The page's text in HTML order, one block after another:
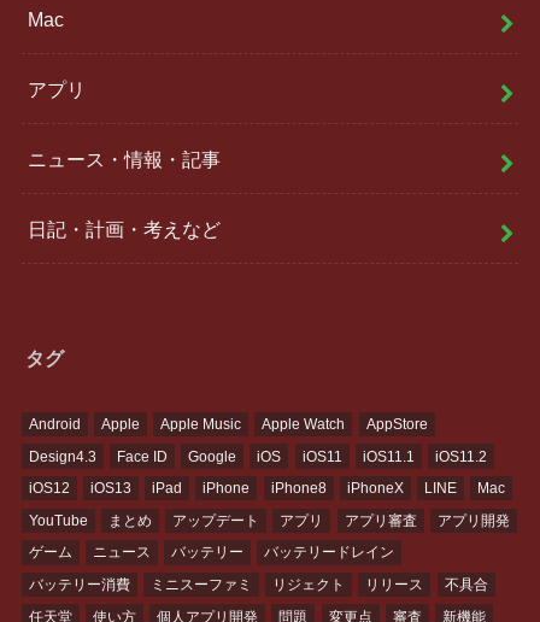
Mac
アプリ
ニュース・情報・記事
日記・計画・考えなど
タグ
Android Apple Apple Music Apple Watch
AppStore
Design4.3
Face ID Google iOS iOS11 iOS11.1
iOS11.2
iOS12
iOS13 iPad iPhone iPhone8 iPhoneX LINE
Mac
YouTube
まとめ アップデート アプリ アプリ審査
アプリ開発
ゲーム
ニュース バッテリー
バッテリードレイン
バッテリー消費
ミニスーファミ リジェクト リリース
不具合
任天堂
使い方 個人アプリ開発 問題 変更点 審査
新機能